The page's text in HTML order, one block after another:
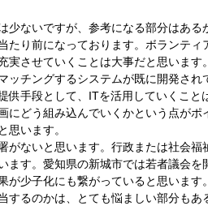
ないですが、参考になる部分はある
たり前になっております。ボランテ
実させていくことは大事だと思います。
チングするシステムが既に開発さ
供手段として、ITを活用していくこと
にどう組み込んでいくかという点が
思います。
ないと思います。行政または社会
ます。愛知県の新城市では若者議会
が少子化にも繋がっていると思いま
するのかは、とても悩ましい部分も